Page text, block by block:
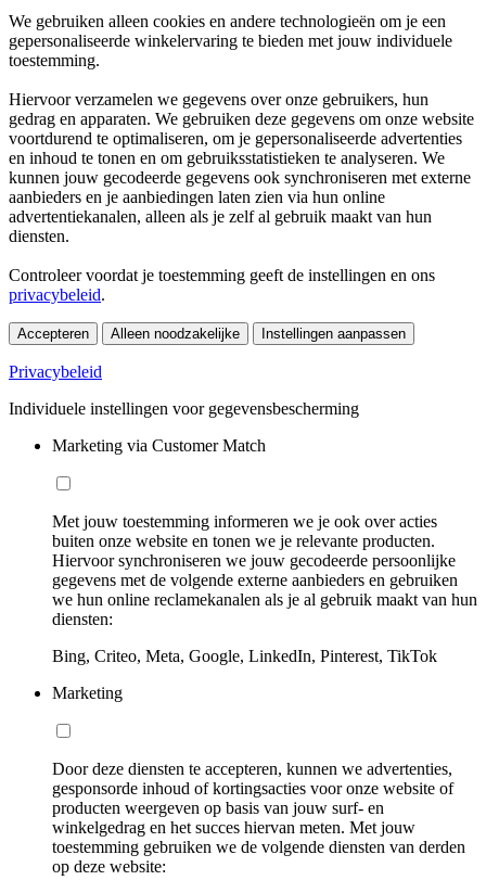
We gebruiken alleen cookies en andere technologieën om je een
gepersonaliseerde winkelervaring te bieden met jouw individuele
toestemming.
Hiervoor verzamelen we gegevens over onze gebruikers, hun
gedrag en apparaten. We gebruiken deze gegevens om onze website
voortdurend te optimaliseren, om je gepersonaliseerde advertenties
en inhoud te tonen en om gebruiksstatistieken te analyseren. We
kunnen jouw gecodeerde gegevens ook synchroniseren met externe
aanbieders en je aanbiedingen laten zien via hun online
advertentiekanalen, alleen als je zelf al gebruik maakt van hun
diensten.
Controleer voordat je toestemming geeft de instellingen en ons
privacybeleid.
Accepteren Alleen noodzakelijke Instellingen aanpassen
Privacybeleid
Individuele instellingen voor gegevensbescherming
Marketing via Customer Match
Met jouw toestemming informeren we je ook over acties
buiten onze website en tonen we je relevante producten.
Hiervoor synchroniseren we jouw gecodeerde persoonlijke
gegevens met de volgende externe aanbieders en gebruiken
we hun online reclamekanalen als je al gebruik maakt van hun
diensten:
Bing, Criteo, Meta, Google, LinkedIn, Pinterest, TikTok
Marketing
Door deze diensten te accepteren, kunnen we advertenties,
gesponsorde inhoud of kortingsacties voor onze website of
producten weergeven op basis van jouw surf- en
winkelgedrag en het succes hiervan meten. Met jouw
toestemming gebruiken we de volgende diensten van derden
op deze website: